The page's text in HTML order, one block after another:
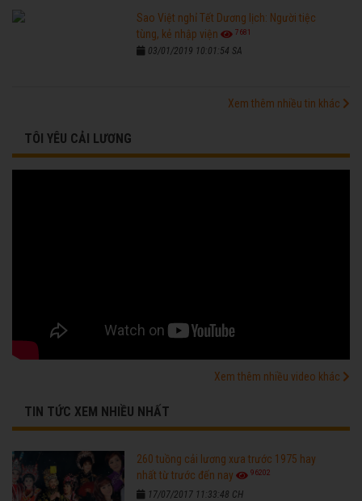
Sao Việt nghỉ Tết Dương lịch: Người tiệc
tùng, kẻ nhập viện
7681
03/01/2019 10:01:54 SA
Xem thêm nhiều tin khác
TÔI YÊU CẢI LƯƠNG
Xem thêm nhiều video khác
TIN TỨC XEM NHIỀU NHẤT
260 tuồng cải lương xưa trước 1975 hay
nhất từ trước đến nay
96202
17/07/2017 11:33:48 CH